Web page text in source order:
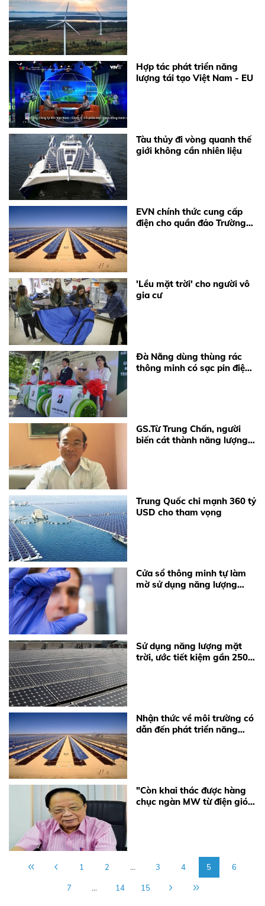
Hợp tác phát triển năng
lượng tái tạo Việt Nam - EU
Tàu thủy đi vòng quanh thế
giới không cần nhiên liệu
EVN chính thức cung cấp
điện cho quần đảo Trường
'Lều mặt trời' cho người vô
gia cư
Đà Nẵng dùng thùng rác
thông minh có sạc pin điện
GS.Từ Trung Chấn, người
biến cát thành năng lượng
Trung Quốc chi mạnh 360 tỷ
USD cho tham vọng
Cửa sổ thông minh tự làm
mờ sử dụng năng lượng
Sử dụng năng lượng mặt
trời, ước tiết kiệm gần 250
Nhận thức về môi trường có
dẫn đến phát triển năng
"Còn khai thác được hàng
chục ngàn MW từ điện gió,
1 2 ... 3 4 5 6
7 ... 14 15